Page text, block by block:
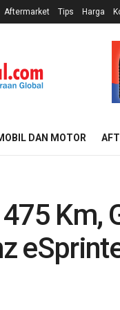
Aftermarket Tips Harga
DAN MOTOR
Km,